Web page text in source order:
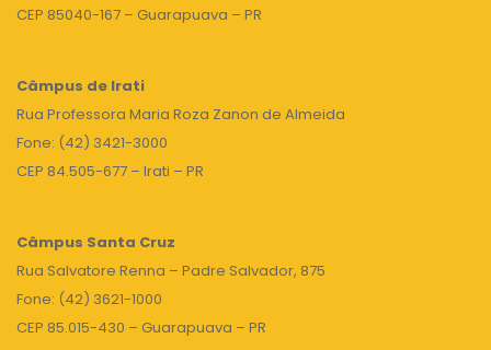
CEP 85040-167 – Guarapuava – PR
Câmpus de Irati
Rua Professora Maria Roza Zanon de Almeida
Fone: (42) 3421-3000
CEP 84.505-677 – Irati – PR
Câmpus Santa Cruz
Rua Salvatore Renna – Padre Salvador, 875
Fone: (42) 3621-1000
CEP 85.015-430 – Guarapuava – PR